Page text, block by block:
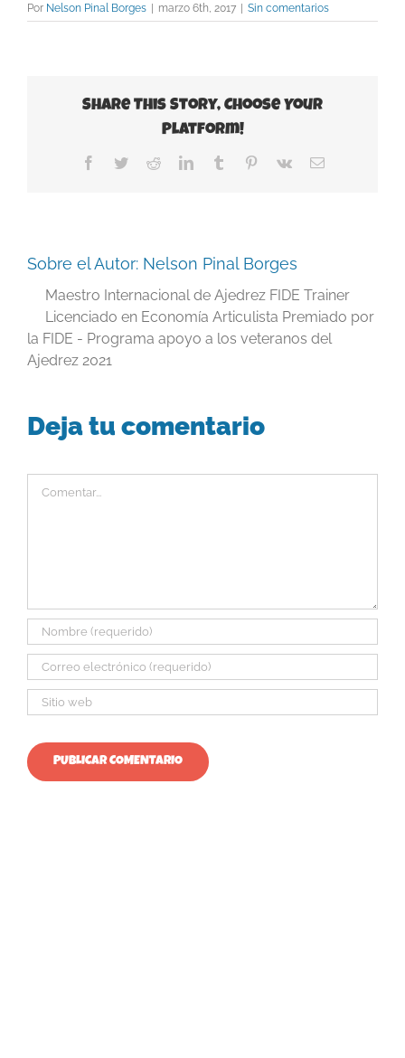
Por Nelson Pinal Borges | marzo 6th, 2017 | Sin comentarios
Share This Story, Choose Your
Platform!
Facebook
TwitterRedditLinkedInTumblr Pinterest
Vk
Correo
Sobre el Autor: Nelson Pinal Borges
Maestro Internacional de Ajedrez FIDE Trainer
Licenciado en Economía Articulista Premiado por
la FIDE - Programa apoyo a los veteranos del
Ajedrez 2021
Deja tu comentario